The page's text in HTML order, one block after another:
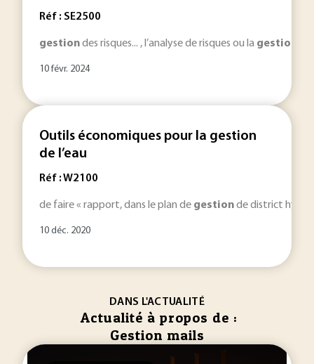
Réf : SE2500
gestiondes risques... , l’analyse de risques ou la gestion
10 févr. 2024
Outils économiques pour la gestion
de l’eau
Réf : W2100
de faire « rapport, dans le plan de gestionde district
10 déc. 2020
DANS L'ACTUALITÉ
Actualité à propos de :
Gestion mails